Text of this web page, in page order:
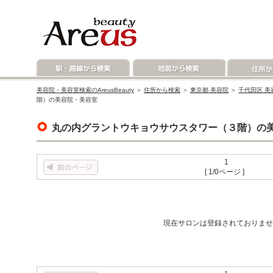
美容院・美容室検索のAreusBeauty ＞ 住所から検索 ＞ 東京都 美容院 ＞ 千代田区 美
階）の美容院・美容室
丸の内グラントウキョウサウスタワー（３階）の
1
[ 1/0ページ ]
現在サロンは登録されておりま